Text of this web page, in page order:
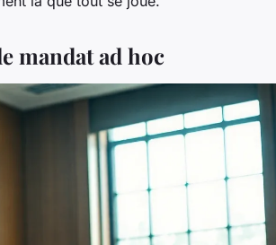
mandat ad hoc